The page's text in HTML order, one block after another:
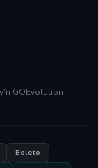
GOEvolution
Boleto